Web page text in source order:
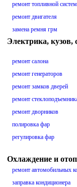
ремонт топливной
ремонт двигателя
замена ремня грм
Электрика, кузов,
ремонт салона
ремонт генераторов
ремонт замков дверей
ремонт
ремонт дворников
полировка фар
регулировка фар
Охлаждение и
ремонт автомобильных
заправка кондиционера